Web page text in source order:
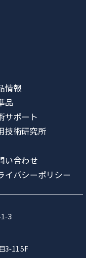
情報
品
サポート
技術研究所
い合わせ
イバシーポリシー
3
3-11 5F